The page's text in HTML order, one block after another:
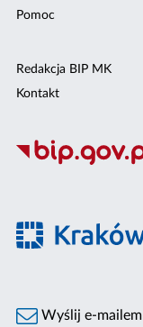
Pomoc
Redakcja BIP MK
Kontakt
Wyślij e-mailem